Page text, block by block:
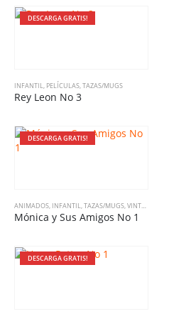
DESCARGA GRATIS!
INFANTIL, PELÍCULAS,TAZAS/MUGS
Rey Leon No 3
DESCARGA GRATIS!
ANIMADOS, INFANTIL,TAZAS/MUGS,VINTAGE
Mónica y Sus Amigos No 1
DESCARGA GRATIS!